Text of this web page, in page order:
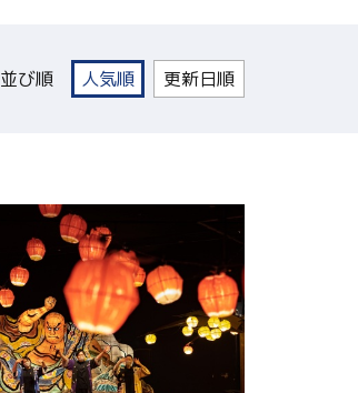
並び順 人気順 更新日順